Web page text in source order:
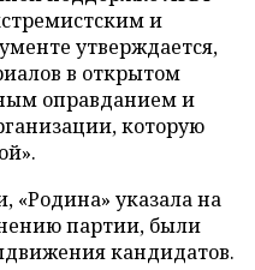
и
утверждается,
в открытом
оправданием и
которую
«Родина» указала на
партии, были
кандидатов.